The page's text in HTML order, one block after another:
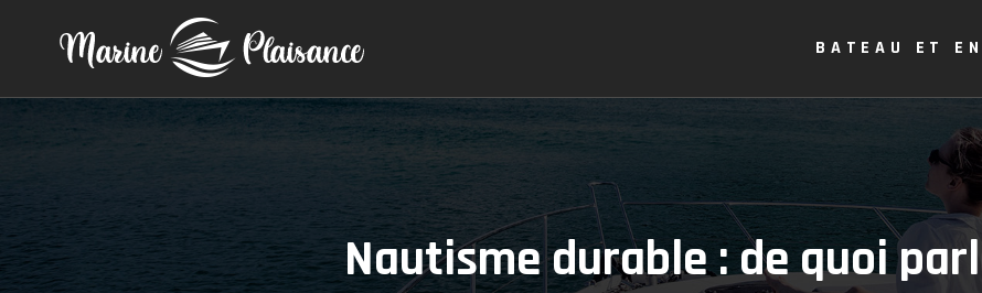
BATEAU ET
Nautisme durable : de quoi